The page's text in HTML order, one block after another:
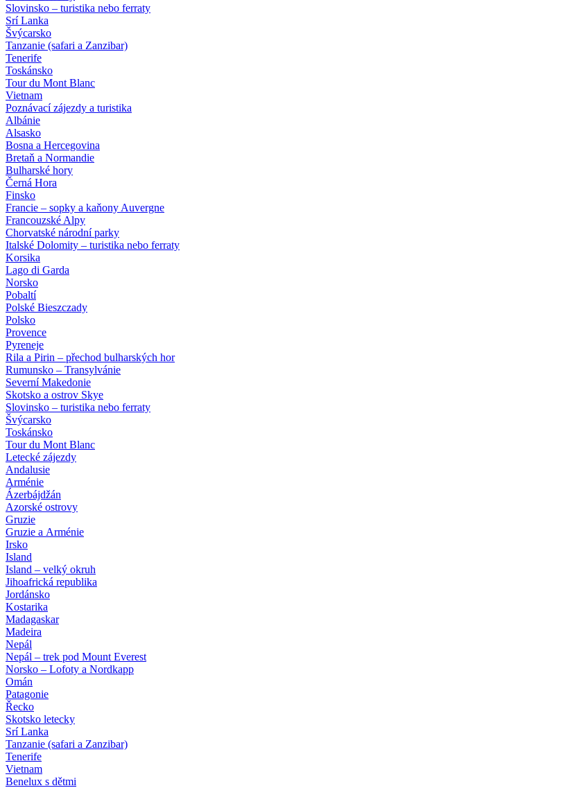
Slovinsko – turistika nebo ferraty
Srí Lanka
Švýcarsko
Tanzanie (safari a Zanzibar)
Tenerife
Toskánsko
Tour du Mont Blanc
Vietnam
Poznávací zájezdy a turistika
Albánie
Alsasko
Bosna a Hercegovina
Bretaň a Normandie
Bulharské hory
Černá Hora
Finsko
Francie – sopky a kaňony Auvergne
Francouzské Alpy
Chorvatské národní parky
Italské Dolomity – turistika nebo ferraty
Korsika
Lago di Garda
Norsko
Pobaltí
Polské Bieszczady
Polsko
Provence
Pyreneje
Rila a Pirin – přechod bulharských hor
Rumunsko – Transylvánie
Severní Makedonie
Skotsko a ostrov Skye
Slovinsko – turistika nebo ferraty
Švýcarsko
Toskánsko
Tour du Mont Blanc
Letecké zájezdy
Andalusie
Arménie
Ázerbájdžán
Azorské ostrovy
Gruzie
Gruzie a Arménie
Irsko
Island
Island – velký okruh
Jihoafrická republika
Jordánsko
Kostarika
Madagaskar
Madeira
Nepál
Nepál – trek pod Mount Everest
Norsko – Lofoty a Nordkapp
Omán
Patagonie
Řecko
Skotsko letecky
Srí Lanka
Tanzanie (safari a Zanzibar)
Tenerife
Vietnam
Benelux s dětmi